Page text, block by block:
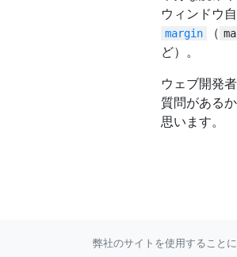
ウィンドウ
margin （
ど）。
ウェブ開発
質問がある
思います。
弊社のサイトを使用すること